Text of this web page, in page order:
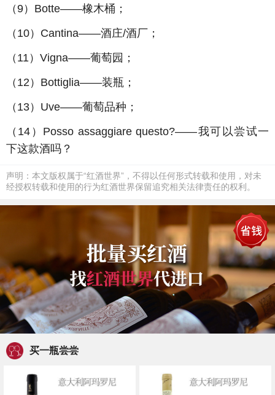
（9） Botte——橡木桶；
（ 10） Cantina——酒庄/酒厂；
（ 11） Vigna——葡萄园；
（ 12） Bottiglia——装瓶；
（ 13） Uve——葡萄品种；
（ 14 ） Posso assaggiare questo?——我可以尝试一
下这款酒吗？
声明：本文版权属于“红酒世界”，不得以任何形式转载和使用，对未
经授权转载和使用的行为红酒世界保留追究相关法律责任的权利。
买一瓶尝尝